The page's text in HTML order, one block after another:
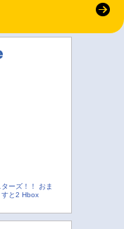
ーズ！！ おま
すと2 Hbox